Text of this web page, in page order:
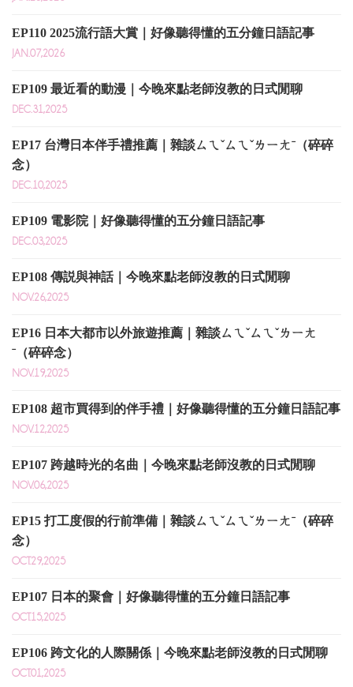
EP110 2025流行語大賞｜好像聽得懂的五分鐘日語記事
JAN.07,2026
EP109 最近看的動漫｜今晚來點老師沒教的日式閒聊
DEC.31,2025
EP17 台灣日本伴手禮推薦｜雜談ㄙㄟˇㄙㄟˇㄌㄧㄤˉ（碎碎
念）
DEC.10,2025
EP109 電影院｜好像聽得懂的五分鐘日語記事
DEC.03,2025
EP108 傳説與神話｜今晚來點老師沒教的日式閒聊
NOV.26,2025
EP16 日本大都市以外旅遊推薦｜雜談ㄙㄟˇㄙㄟˇㄌㄧㄤ
ˉ（碎碎念）
NOV.19,2025
EP108 超市買得到的伴手禮｜好像聽得懂的五分鐘日語記事
NOV.12,2025
EP107 跨越時光的名曲｜今晚來點老師沒教的日式閒聊
NOV.06,2025
EP15 打工度假的行前準備｜雜談ㄙㄟˇㄙㄟˇㄌㄧㄤˉ（碎碎
念）
OCT.29,2025
EP107 日本的聚會｜好像聽得懂的五分鐘日語記事
OCT.15,2025
EP106 跨文化的人際關係｜今晚來點老師沒教的日式閒聊
OCT.01,2025